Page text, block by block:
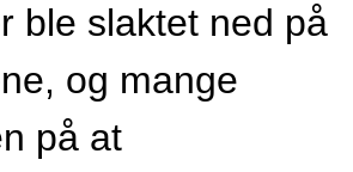
ble slaktet ned på
og mange
på at